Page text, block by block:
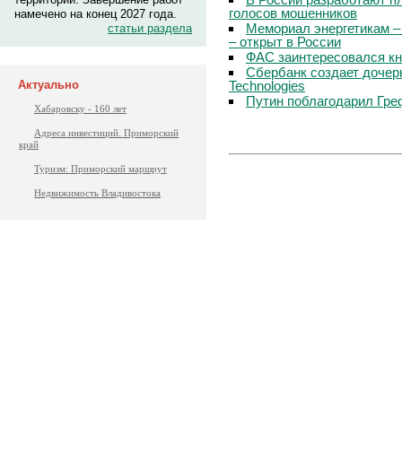
намечено на конец 2027 года.
статьи раздела
Актуально
Хабаровску - 160 лет
Адреса инвестиций. Приморский
край
Туризм: Приморский маршрут
Недвижимость Владивостока
голосов мошенников
Мемориал энергетикам
– открыт в России
ФАС заинтересовался
Сбербанк создает
Technologies
Путин поблагодарил